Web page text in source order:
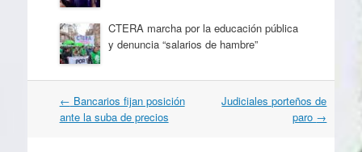
CTERA marcha por la educación pública
y denuncia “salarios de hambre”
Navegación
por
← Bancarios fijan posición
ante la suba de precios
Judiciales porteños de
paro →